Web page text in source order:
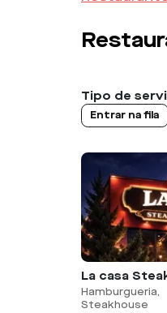
Tipo de
Entrar na fila
Hamburgueria,
Steakhouse